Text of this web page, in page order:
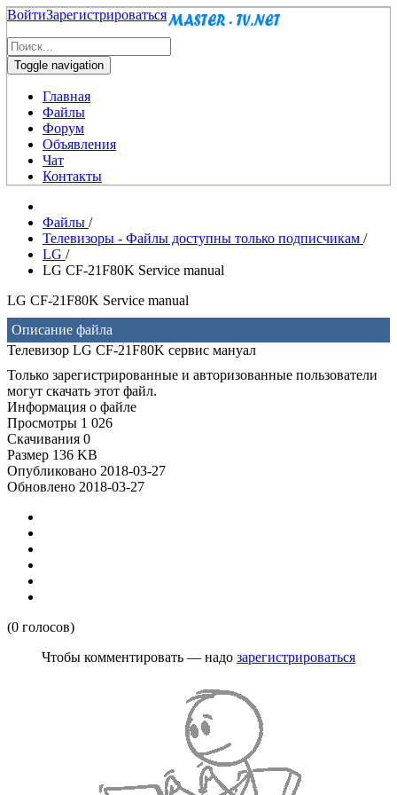
ВойтиЗарегистрироваться
Toggle navigation
Главная
Файлы
Форум
Объявления
Чат
Контакты
Файлы /
Телевизоры - Файлы доступны только подписчикам /
LG /
LG CF-21F80K Service manual
LG CF-21F80K Service manual
Описание файла
Телевизор LG CF-21F80K сервис мануал
Только зарегистрированные и авторизованные пользователи
могут скачать этот файл.
Информация о файле
Просмотры 1 026
Скачивания 0
Размер 136 KB
Опубликовано 2018-03-27
Обновлено 2018-03-27
(0 голосов)
Чтобы комментировать — надо зарегистрироваться